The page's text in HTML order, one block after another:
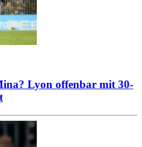
Lyon offenbar mit 30-